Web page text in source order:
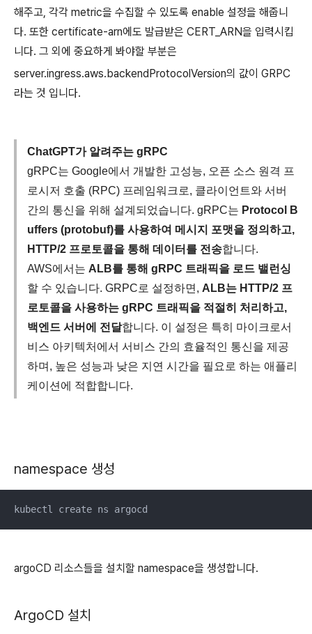
해주고, 각각 metric을 수집할 수 있도록 enable 설정을 해줍니
다. 또한 certificate-arn에도 발급받은 CERT_ARN을 입력시킵
니다. 그 외에 중요하게 봐야할 부분은
server.ingress.aws.backendProtocolVersion의 값이 GRPC
라는 것 입니다.
ChatGPT가 알려주는 gRPC
gRPC는 Google에서 개발한 고성능, 오픈 소스 원격 프
로시저 호출 (RPC) 프레임워크로, 클라이언트와 서버
간의 통신을 위해 설계되었습니다. gRPC는 Protocol B
uffers (protobuf)를 사용하여 메시지 포맷을 정의하고,
HTTP/2 프로토콜을 통해 데이터를 전송합니다.
AWS에서는 ALB를 통해 gRPC 트래픽을 로드 밸런싱
할 수 있습니다. GRPC로 설정하면, ALB는 HTTP/2 프
로토콜을 사용하는 gRPC 트래픽을 적절히 처리하고,
백엔드 서버에 전달합니다. 이 설정은 특히 마이크로서
비스 아키텍처에서 서비스 간의 효율적인 통신을 제공
하며, 높은 성능과 낮은 지연 시간을 필요로 하는 애플리
케이션에 적합합니다.
namespace 생성
kubectl create ns argocd
argoCD 리소스들을 설치할 namespace을 생성합니다.
ArgoCD 설치